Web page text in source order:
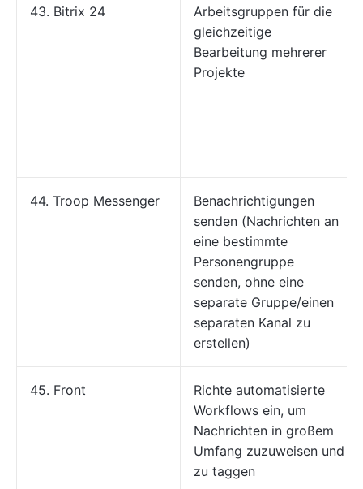
43. Bitrix 24
Arbeitsgruppen für die
gleichzeitige
Bearbeitung mehrerer
Projekte
44. Troop Messenger
Benachrichtigungen
senden (Nachrichten an
eine bestimmte
Personengruppe
senden, ohne eine
separate Gruppe/einen
separaten Kanal zu
erstellen)
45. Front
Richte automatisierte
Workflows ein, um
Nachrichten in großem
Umfang zuzuweisen und
zu taggen